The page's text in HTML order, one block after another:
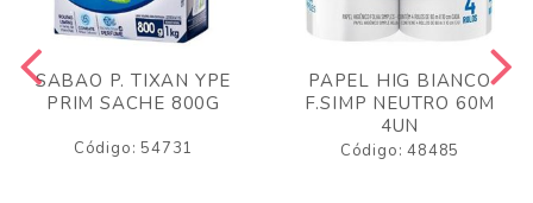
SABAO P. TIXAN YPE
PRIM SACHE 800G
Código: 54731
PAPEL HIG BIANCO
F.SIMP NEUTRO 60M
4UN
Código: 48485